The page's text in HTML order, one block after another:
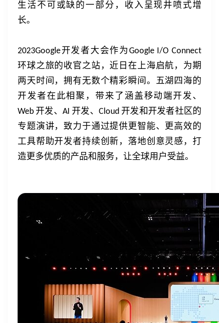
生活不可或缺的一部分，收入呈现井喷式增
长。
2023Google开发者大会作为Google I/O Connect
环球之旅的收官之站，近日在上海启航，为期
两天时间，拥有无数个精彩瞬间。五湖四海的
开发者在此相聚，带来了涵盖移动端开发、
Web 开发、 AI 开发、 Cloud 开发和开发者社区的
专题演讲，致力于通过提供更智能、更高效的
工具帮助开发者持续创新，落地创意灵感，打
造更多优质的产品和服务，让全球用户受益。